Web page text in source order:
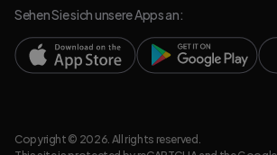
Sehen Sie sich unsere Apps an:
Copyright © 2026. All rights reserved.